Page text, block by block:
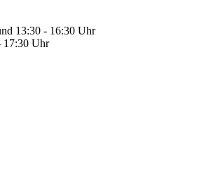
13:30 - 16:30 Uhr
17:30 Uhr